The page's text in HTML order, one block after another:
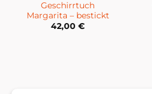
Geschirrtuch
Margarita – bestickt
42,00 €